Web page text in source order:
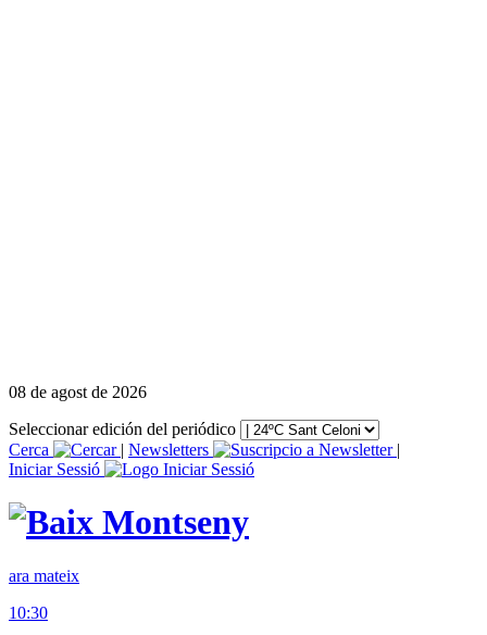
08 de agost de 2026
Seleccionar edición del periódico
Cerca
| Newsletters
|
Iniciar Sessió
ara mateix
10:30